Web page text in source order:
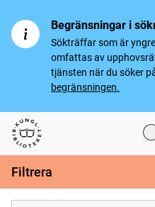
Begränsningar i
Sökträffar som är
omfattas av
tjänsten när du söker
begränsningen.
Svenska tidningar
Filtrera